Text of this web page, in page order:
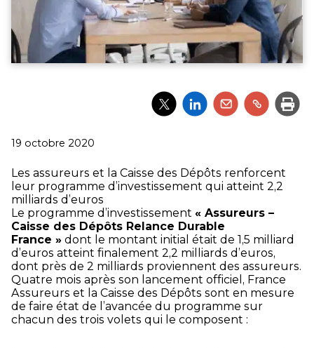
Partager
l'article
Partager
l'article
Partager
l'article
Partager
l'article
Publié
19 octobre 2020
Les assureurs et la Caisse des Dépôts renforcent
leur programme d’investissement qui atteint 2,2
milliards d’euros
Le programme d’investissement « Assureurs –
Caisse des Dépôts Relance Durable
France » dont le montant initial était de 1,5 milliard
d’euros atteint finalement 2,2 milliards d’euros,
dont près de 2 milliards proviennent des assureurs.
Quatre mois après son lancement officiel, France
Assureurs et la Caisse des Dépôts sont en mesure
de faire état de l’avancée du programme sur
chacun des trois volets qui le composent :